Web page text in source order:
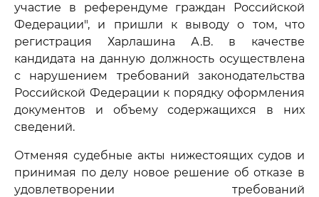
участие в референдуме граждан Российской
Федерации", и пришли к выводу о том, что
регистрация Харлашина А.В. в качестве
кандидата на данную должность осуществлена
с нарушением требований законодательства
Российской Федерации к порядку оформления
документов и объему содержащихся в них
сведений.
Отменяя судебные акты нижестоящих судов и
принимая по делу новое решение об отказе в
удовлетворении требований